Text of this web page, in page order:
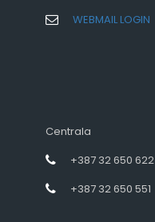
WEBMAIL LOGIN
Centrala
+387 32 650 622
+387 32 650 551